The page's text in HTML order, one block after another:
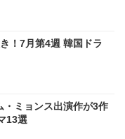
！7月第4週 韓国ドラ
・ミョンス出演作が3作
13選